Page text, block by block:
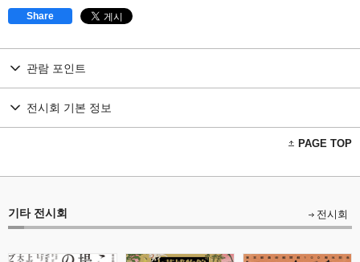
Share
관람 포인트
전시회 기본 정보
PAGE TOP
기타 전시회 전시회